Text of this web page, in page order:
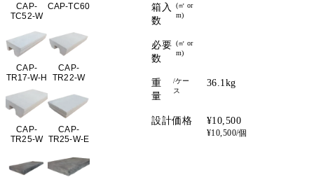
CAP-
TC52-W
CAP-TC60
CAP-
TR17-W-H
CAP-
TR22-W
CAP-
TR25-W
CAP-
TR25-W-E
箱入
数
(㎡ or
m)
必要
数
(㎡ or
m)
重
量
/ケー
ス
設計価格
36.1kg
¥10,500
¥10,500/個